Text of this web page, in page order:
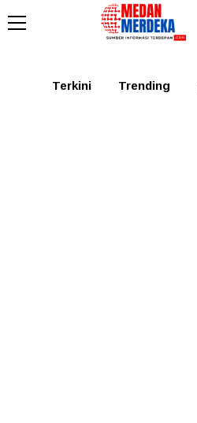
Tabagsel Tapanuli
Terkini Trending